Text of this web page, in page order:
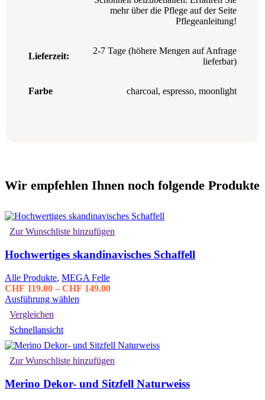
mehr über die Pflege auf der Seite
Pflegeanleitung!
Lieferzeit:
2-7 Tage (höhere Mengen auf Anfrage
lieferbar)
Farbe charcoal, espresso, moonlight
Wir empfehlen Ihnen noch folgende Produkte
Zur Wunschliste hinzufügen
Hochwertiges skandinavisches Schaffell
Alle Produkte, MEGA Felle
CHF 119.00 – CHF 149.00Preisspanne:
Ausführung wählen
Varianten
auf.
Die
können
Vergleichen
Schnellansicht
Zur Wunschliste hinzufügen
Merino Dekor- und Sitzfell Naturweiss